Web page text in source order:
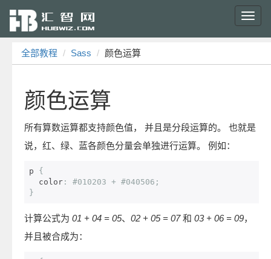
全部教程 Sass 颜色运算
颜色运算
所有算数运算都支持颜色值， 并且是分段运算的。 也就是
说，红、绿、蓝各颜色分量会单独进行运算。 例如：
p {
  color
:
#010203 + #040506;
}
计算公式为 01 + 04 = 05、 02 + 05 = 07和 03 + 06 = 09，
并且被合成为：